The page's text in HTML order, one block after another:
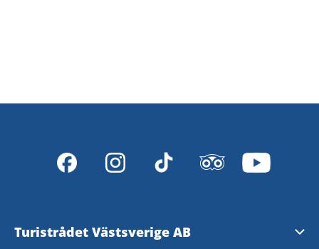
Turistrådet Västsverige AB